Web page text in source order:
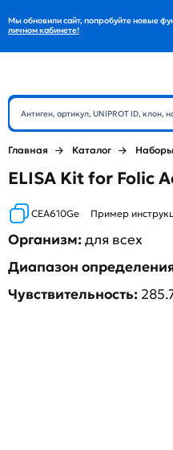
Мы обновили сайт, попробуйте новые
личном кабинете!
Главная Каталог
ELISA Kit for Folic
CEA610Ge Пример
Организм:для всех
Диапазон
Чувствительность: